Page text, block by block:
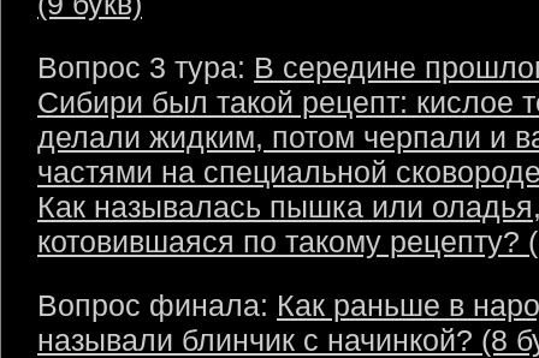
Вопрос 3 тура: В середине
Сибири был такой рецепт: кислое
делали жидким, потом черпали и
частями на специальной
Как называлась пышка или
котовившаяся по такому рецепту?
Вопрос финала: Как раньше в
называли блинчик с начинкой? (8